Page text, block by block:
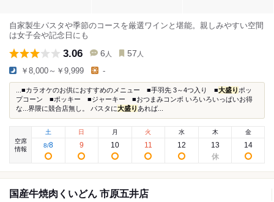
自家製生パスタや季節のコースを厳選ワインと堪能。親しみやすい空間
は女子会や記念日にも
3.06 6 人 57 人
￥8,000～￥9,999 -
...■カラオケのお供におすすめのメニュー ■手羽先 3～4つ入り ■大盛り ポッ
プコーン ■ポッキー ■ジャーキー ■おつまみコンボ いろいろいっぱいお得
な...界隈に競合店無し。 パスタに大盛り あれば...
空席
情報
土
8/8
日
9
月
10
火
11
水
12
木
13
金
14
国産牛焼肉くいどん 市原五井店